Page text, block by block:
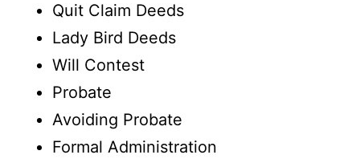
Quit Claim Deeds
Lady Bird Deeds
Will Contest
Probate
Avoiding Probate
Formal Administration